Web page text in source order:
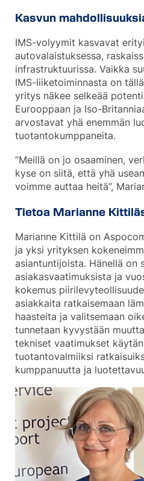
Kasvun
IMS-volyymit kasvavat
autovalaistuksessa,
infrastruktuurissa. Vaikka
IMS-liiketoiminnasta on
yritys näkee selkeää
Eurooppaan ja Iso-
arvostavat yhä enemmän
tuotantokumppaneita.
”Meillä on jo osaaminen,
kyse on siitä, että yhä
voimme auttaa heitä”,
Tietoa Marianne
Marianne Kittilä on
ja yksi yrityksen
asiantuntijoista. Hänellä on
asiakasvaatimuksista ja
kokemus
asiakkaita ratkaisemaan
haasteita ja valitsemaan
tunnetaan kyvystään
tekniset vaatimukset
tuotantovalmiiksi
kumppanuutta ja